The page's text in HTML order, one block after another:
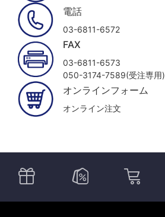
電話
03-6811-6572
FAX
03-6811-6573
050-3174-7589(受注専用)
オンラインフォーム
オンライン注文